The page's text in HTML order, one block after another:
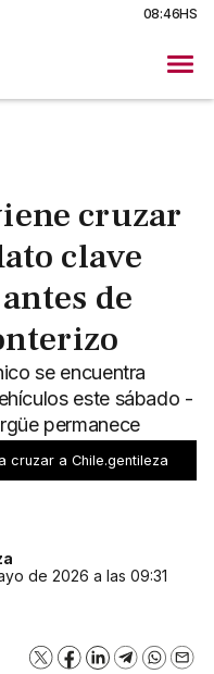
08:46HS
cruzar
clave
de
se encuentra
este sábado -
permanece
cruzar a Chile.gentileza
de 2026 a las 09:31
X Facebook
LinkedInTelegram